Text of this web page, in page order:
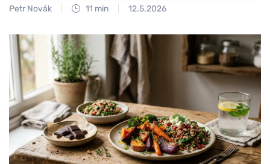
Petr Novák 11 min 12.5.2026